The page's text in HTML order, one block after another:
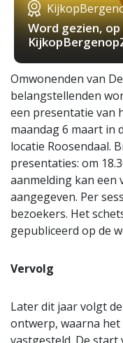
Word gezien,
Omwonenden van
belangstellenden
een presentatie van
maandag 6 maart in
locatie Roosendaal.
presentaties: om
aanmelding kan
aangegeven. Per
bezoekers. Het
gepubliceerd op de
Vervolg
Later dit jaar volgt
ontwerp, waarna